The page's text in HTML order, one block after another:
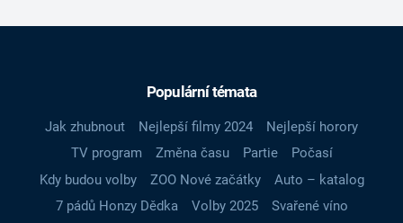
Populární témata
Jak zhubnout Nejlepší filmy 2024
Nejlepší horory
TV program
Změna času Partie
Počasí
Kdy budou volby
ZOO Nové začátky
Auto – katalog
7 pádů Honzy Dědka
Volby 2025
Svařené víno